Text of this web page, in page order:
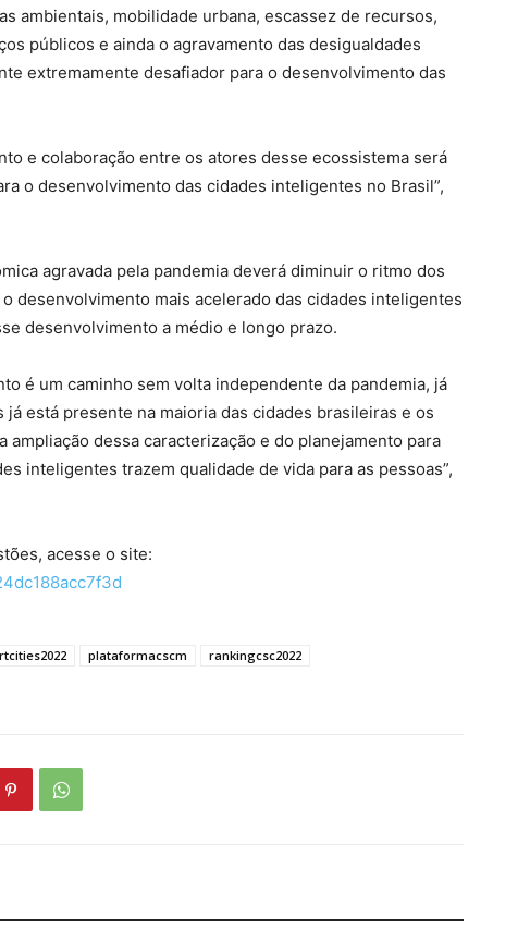
ambientais, mobilidade urbana, escassez de recursos,
públicos e ainda o agravamento das desigualdades
extremamente desafiador para o desenvolvimento das
e colaboração entre os atores desse ecossistema será
o desenvolvimento das cidades inteligentes no Brasil”,
agravada pela pandemia deverá diminuir o ritmo dos
desenvolvimento mais acelerado das cidades inteligentes
desenvolvimento a médio e longo prazo.
é um caminho sem volta independente da pandemia, já
está presente na maioria das cidades brasileiras e os
dessa caracterização e do planejamento para
inteligentes trazem qualidade de vida para as pessoas”,
acesse o site:
plataformacscm
rankingcsc2022